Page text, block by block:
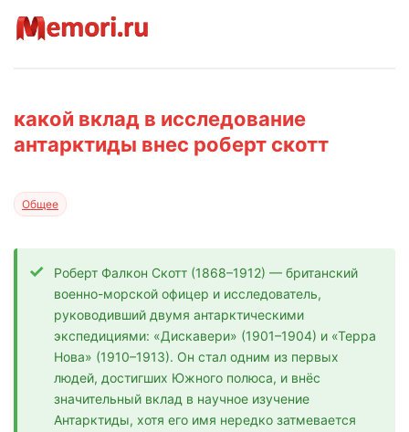
какой вклад в исследование
антарктиды внес роберт скотт
Общее
Роберт Фалкон Скотт (1868–1912) — британский
военно-морской офицер и исследователь,
руководивший двумя антарктическими
экспедициями: «Дискавери» (1901–1904) и «Терра
Нова» (1910–1913). Он стал одним из первых
людей, достигших Южного полюса, и внёс
значительный вклад в научное изучение
Антарктиды, хотя его имя нередко затмевается